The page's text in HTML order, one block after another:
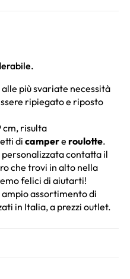
più svariate necessità
ripiegato e riposto
cm, risulta
di campere roulotte.
personalizzata contatta il
che trovi in alto nella
felici di aiutarti!
ampio assortimento di
in Italia, a prezzi outlet.